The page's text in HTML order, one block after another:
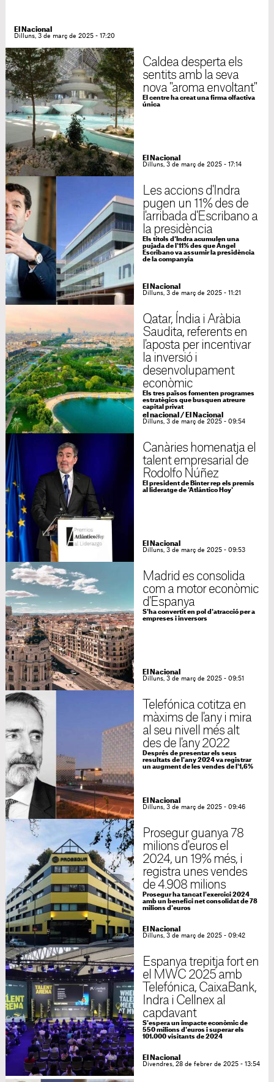
El Nacional
Dilluns, 3 de març de 2025 - 17:20
Caldea desperta els
sentits amb la seva
nova "aroma envoltant"
El centre ha creat una firma olfactiva
única
El Nacional
Dilluns, 3 de març de 2025 - 17:14
Les accions d'Indra
pugen un 11% des de
l'arribada d'Escribano a
la presidència
Els títols d'Indra acumulen una
pujada de l'11% des que Ángel
Escribano va assumir la presidència
de la companyia
El Nacional
Dilluns, 3 de març de 2025 - 11:21
Qatar, Índia i Aràbia
Saudita, referents en
l'aposta per incentivar
la inversió i
desenvolupament
econòmic
Els tres països fomenten programes
estratègics que busquen atreure
capital privat
el nacional / El Nacional
Dilluns, 3 de març de 2025 - 09:54
Canàries homenatja el
talent empresarial de
Rodolfo Núñez
El president de Binter rep els premis
al lideratge de 'Atlántico Hoy'
El Nacional
Dilluns, 3 de març de 2025 - 09:53
Madrid es consolida
com a motor econòmic
d'Espanya
S'ha convertit en pol d'atracció per a
empreses i inversors
El Nacional
Dilluns, 3 de març de 2025 - 09:51
Telefónica cotitza en
màxims de l'any i mira
al seu nivell més alt
des de l'any 2022
Després de presentar els seus
resultats de l'any 2024 va registrar
un augment de les vendes de l'1,6%
El Nacional
Dilluns, 3 de març de 2025 - 09:46
Prosegur guanya 78
milions d'euros el
2024, un 19% més, i
registra unes vendes
de 4.908 milions
Prosegur ha tancat l'exercici 2024
amb un benefici net consolidat de 78
milions d'euros
El Nacional
Dilluns, 3 de març de 2025 - 09:42
Espanya trepitja fort en
el MWC 2025 amb
Telefónica, CaixaBank,
Indra i Cellnex al
capdavant
S'espera un impacte econòmic de
550 milions d'euros i superar els
101.000 visitants de 2024
El Nacional
Divendres, 28 de febrer de 2025 - 13:54